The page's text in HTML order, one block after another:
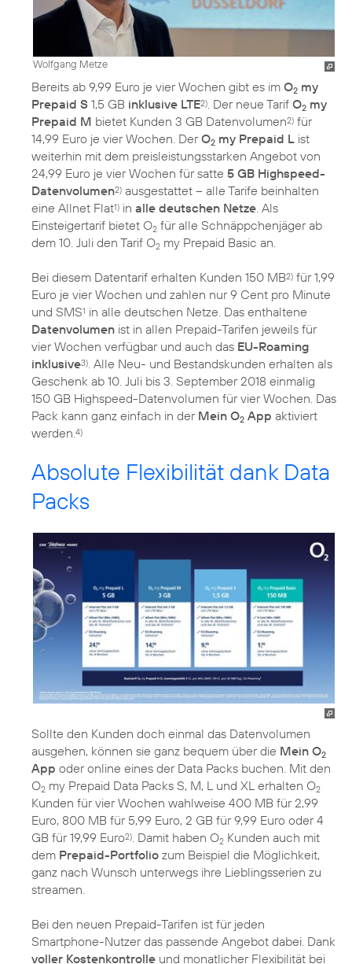
Wolfgang Metze
Bereits ab 9,99 Euro je vier Wochen gibt es im O2 my
Prepaid S 1,5 GB inklusive LTE2). Der neue Tarif O2 my
Prepaid M bietet Kunden 3 GB Datenvolumen2) für
14,99 Euro je vier Wochen. DerO2 my Prepaid L ist
weiterhin mit dem preisleistungsstarken Angebot von
24,99 Euro je vier Wochen für satte 5 GB Highspeed-
Datenvolumen2) ausgestattet – alle Tarife beinhalten
eine Allnet Flat1) in alle deutschen Netze. Als
Einsteigertarif bietet O2 für alle Schnäppchenjäger ab
dem 10. Juli den Tarif O2 my Prepaid Basic an.
Bei diesem Datentarif erhalten Kunden 150 MB2) für 1,99
Euro je vier Wochen und zahlen nur 9 Cent pro Minute
und SMS1 in alle deutschen Netze. Das enthaltene
Datenvolumen ist in allen Prepaid-Tarifen jeweils für
vier Wochen verfügbar und auch das EU-Roaming
inklusive3). Alle Neu- und Bestandskunden erhalten als
Geschenk ab 10. Juli bis 3. September 2018 einmalig
150 GB Highspeed-Datenvolumen für vier Wochen. Das
Pack kann ganz einfach in der Mein O2 App aktiviert
werden.4)
Absolute Flexibilität dank Data
Packs
Sollte den Kunden doch einmal das Datenvolumen
ausgehen, können sie ganz bequem über die Mein O2
App oder online eines der Data Packs buchen. Mit den
O2 my Prepaid Data Packs S, M, L und XL erhalten O2
Kunden für vier Wochen wahlweise 400 MB für 2,99
Euro, 800 MB für 5,99 Euro, 2 GB für 9,99 Euro oder 4
GB für 19,99 Euro2) . Damit haben O2 Kunden auch mit
dem Prepaid-Portfolio zum Beispiel die Möglichkeit,
ganz nach Wunsch unterwegs ihre Lieblingsserien zu
streamen.
Bei den neuen Prepaid-Tarifen ist für jeden
Smartphone-Nutzer das passende Angebot dabei. Dank
voller Kostenkontrolle und monatlicher Flexibilität bei